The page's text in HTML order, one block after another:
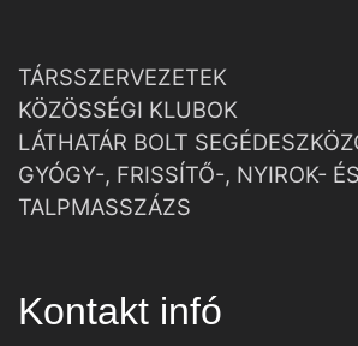
TÁRSSZERVEZETEK
KÖZÖSSÉGI KLUBOK
LÁTHATÁR BOLT
GYÓGY-, FRISSÍTŐ-, NYIROK- ÉS
TALPMASSZÁZS
Kontakt infó